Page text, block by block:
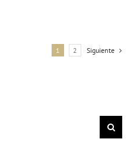
1 2 Siguiente